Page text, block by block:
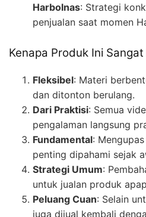
Harbolnas: Strategi
penjualan saat momen
Kenapa Produk Ini
Fleksibel: Materi
dan ditonton berulang.
Dari Praktisi: Semua
pengalaman langsung
Fundamental:
penting dipahami sejak
Strategi Umum:
untuk jualan produk
Peluang Cuan: Selain
juga dijual kembali